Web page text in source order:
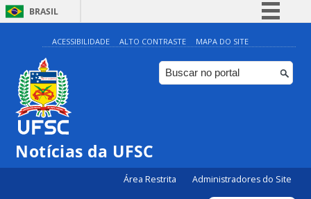
BRASIL
Simplifique!
Comunica BR
Participe
ACESSIBILIDADE ALTO CONTRASTE MAPA DO SITE
Notícias da UFSC
Área Restrita Administradores do Site